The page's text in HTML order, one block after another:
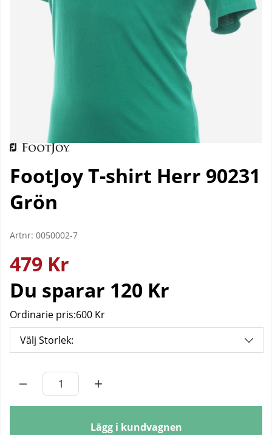
FootJoy T-shirt Herr 90231
Grön
Artnr: 0050002-7
479 Kr
Du sparar 120 Kr
Ordinarie pris:600 Kr
Välj Storlek:
Lägg i kundvagnen